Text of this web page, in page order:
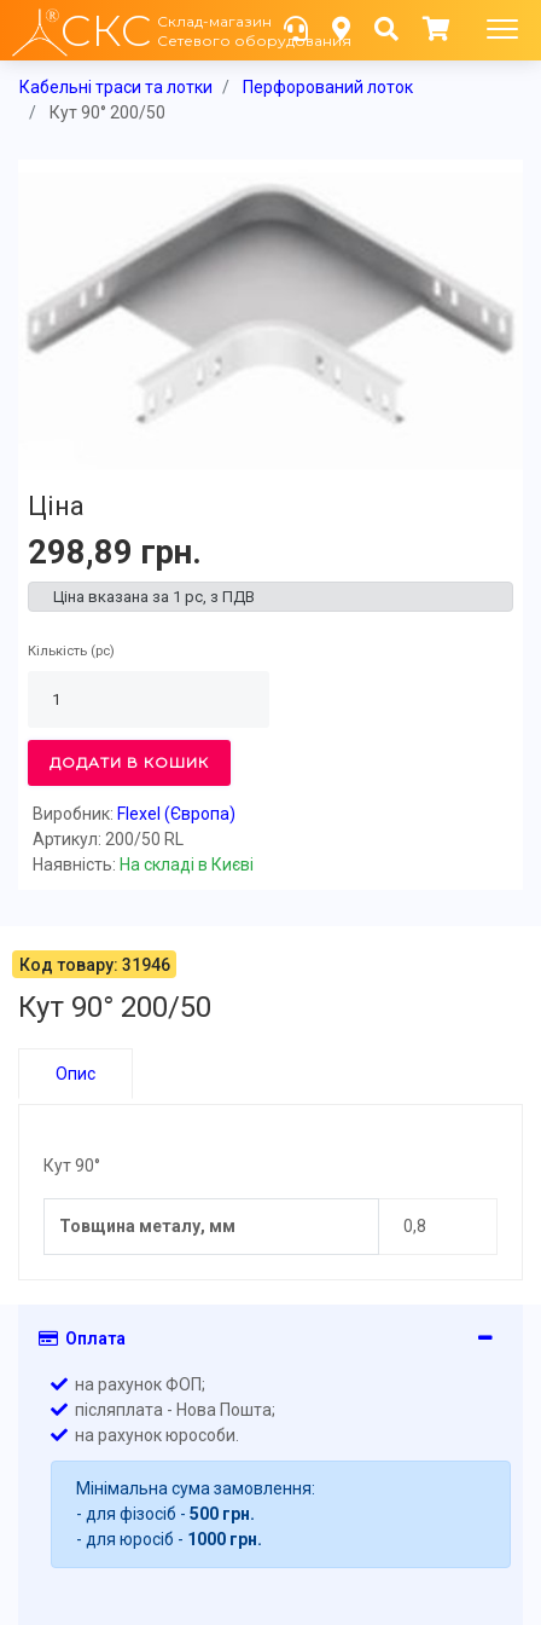
СКС Склад-магазин
Сетевого оборудования
Кабельні траси та лотки
Перфорований лоток
Кут 90° 200/50
Ціна
298,89 грн.
Ціна вказана за 1 pc, з ПДВ
Кількість (pc)
ДОДАТИ В КОШИК
Виробник: Flexel (Європа)
Артикул: 200/50 RL
Наявність: На складі в Києві
Код товару: 31946
Кут 90° 200/50
Опис
Кут 90°
Товщина металу, мм 0,8
Оплата
на рахунок ФОП;
післяплата - Нова Пошта;
на рахунок юрособи.
Мінімальна сума замовлення:
- для фізосіб - 500 грн.
- для юросіб - 1000 грн.